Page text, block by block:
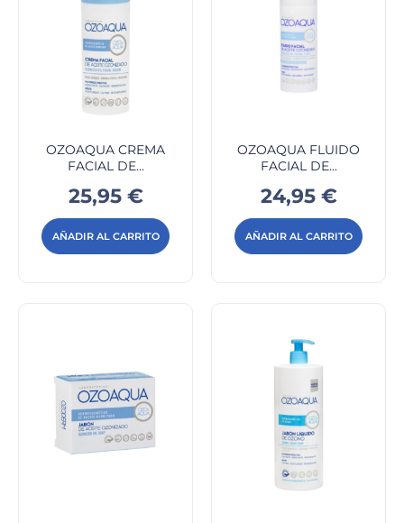
OZOAQUA CREMA
FACIAL DE...
Precio
25,95 €
AÑADIR AL CARRITO
OZOAQUA FLUIDO
FACIAL DE...
Precio
24,95 €
AÑADIR AL CARRITO